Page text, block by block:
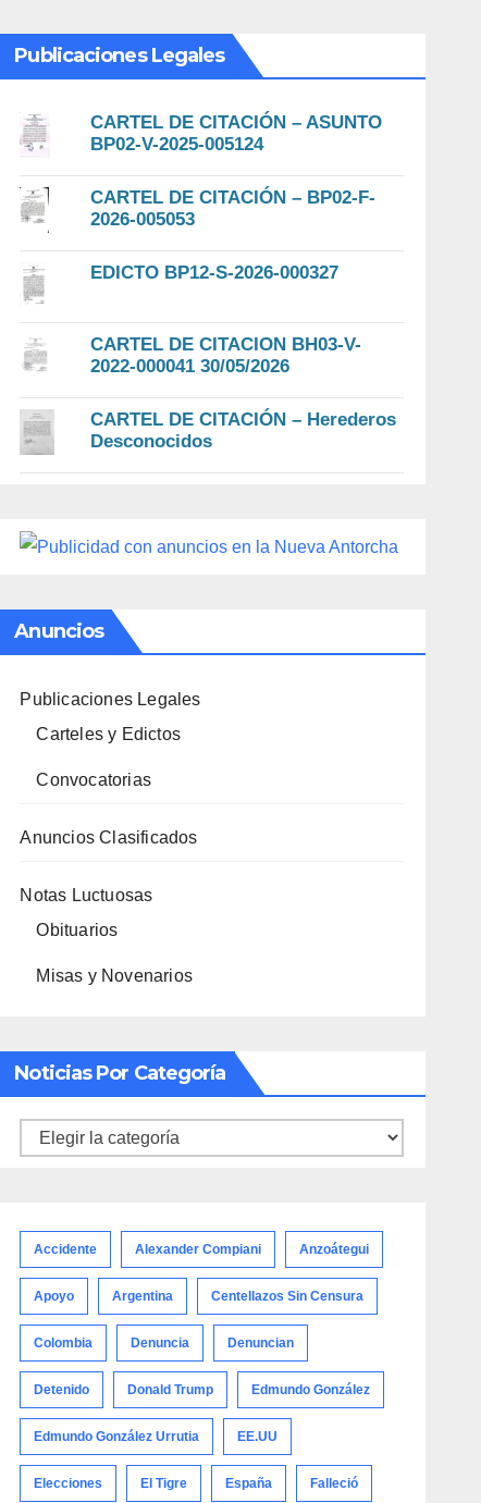
Publicaciones Legales
CARTEL DE CITACIÓN – ASUNTO
BP02-V-2025-005124
CARTEL DE CITACIÓN – BP02-F-
2026-005053
EDICTO BP12-S-2026-000327
CARTEL DE CITACION BH03-V-
2022-000041 30/05/2026
CARTEL DE CITACIÓN – Herederos
Desconocidos
Anuncios
Publicaciones Legales
Carteles y Edictos
Convocatorias
Anuncios Clasificados
Notas Luctuosas
Obituarios
Misas y Novenarios
Noticias Por Categoría
Noticias
Accidente Alexander Compiani Anzoátegui
Apoyo Argentina Centellazos Sin Censura
Colombia Denuncia Denuncian
Detenido Donald Trump Edmundo González
Edmundo González Urrutia EE.UU
Elecciones El Tigre España Falleció